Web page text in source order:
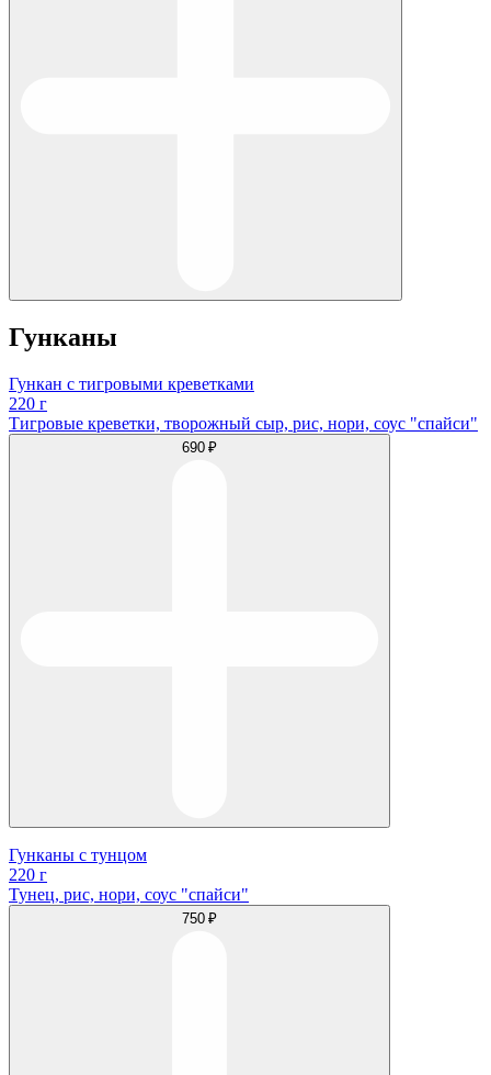
Гунканы
Гункан с тигровыми креветками
220 г
Тигровые креветки, творожный сыр, рис, нори, соус "спайси"
690 ₽
Гунканы с тунцом
220 г
Тунец, рис, нори, соус "спайси"
750 ₽